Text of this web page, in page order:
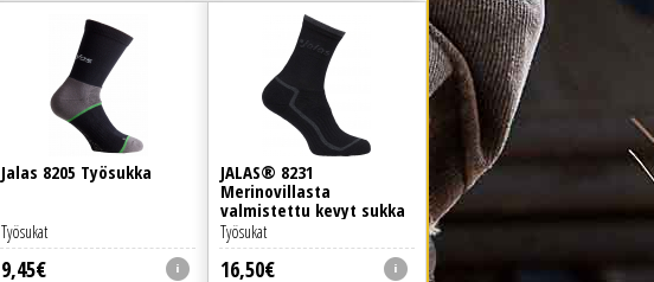
Jalas 8205 Työsukka
9,45€
Työsukat
JALAS® 8231
Merinovillasta
valmistettu kevyt sukka
16,50€
Työsukat